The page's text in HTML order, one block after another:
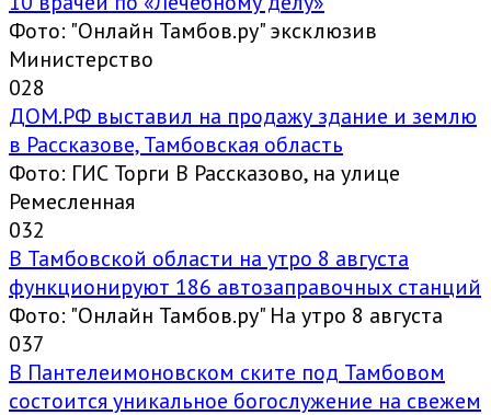
Фото: "Онлайн Тамбов.ру" эксклюзив
Министерство
028
ДОМ.РФ выставил на продажу здание и землю
в Рассказове, Тамбовская область
Фото: ГИС Торги В Рассказово, на улице
Ремесленная
032
В Тамбовской области на утро 8 августа
функционируют 186 автозаправочных станций
Фото: "Онлайн Тамбов.ру" На утро 8 августа
037
В Пантелеимоновском ските под Тамбовом
состоится уникальное богослужение на свежем